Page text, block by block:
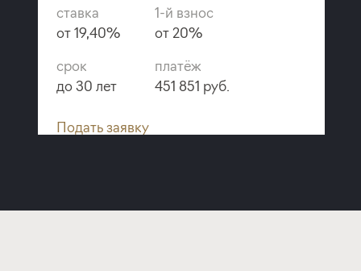
ставка
от 19,40%
1-й взнос
от 20%
срок
до 30 лет
платёж
451 851 руб.
Подать заявку